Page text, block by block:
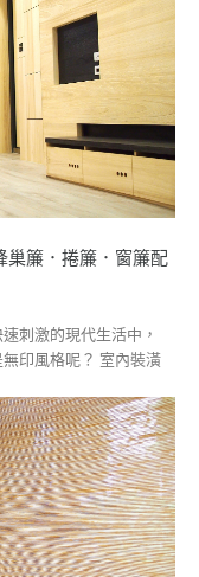
簾．捲簾．窗簾配
刺激的現代生活中，